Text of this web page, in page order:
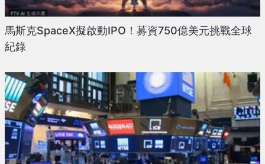
馬斯克SpaceX擬啟動IPO！募資750億美元挑戰全球
紀錄